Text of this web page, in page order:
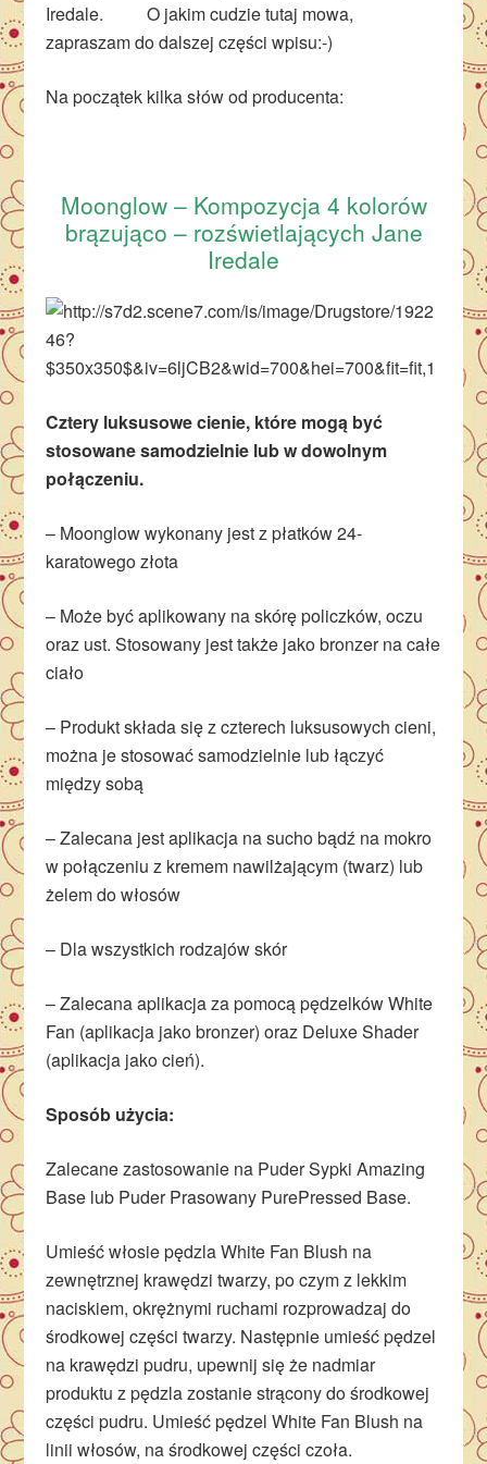
Iredale. O jakim cudzie tutaj mowa,
zapraszam do dalszej części wpisu:-)
Na początek kilka słów od producenta:
Moonglow – Kompozycja 4 kolorów
brązująco – rozświetlających Jane
Iredale
Cztery luksusowe cienie, które mogą być
stosowane samodzielnie lub w dowolnym
połączeniu.
– Moonglow wykonany jest z płatków 24-
karatowego złota
– Może być aplikowany na skórę policzków, oczu
oraz ust. Stosowany jest także jako bronzer na całe
ciało
– Produkt składa się z czterech luksusowych cieni,
można je stosować samodzielnie lub łączyć
między sobą
– Zalecana jest aplikacja na sucho bądź na mokro
w połączeniu z kremem nawilżającym (twarz) lub
żelem do włosów
– Dla wszystkich rodzajów skór
– Zalecana aplikacja za pomocą pędzelków White
Fan (aplikacja jako bronzer) oraz Deluxe Shader
(aplikacja jako cień).
Sposób użycia:
Zalecane zastosowanie na Puder Sypki Amazing
Base lub Puder Prasowany PurePressed Base.
Umieść włosie pędzla White Fan Blush na
zewnętrznej krawędzi twarzy, po czym z lekkim
naciskiem, okrężnymi ruchami rozprowadzaj do
środkowej części twarzy. Następnie umieść pędzel
na krawędzi pudru, upewnij się że nadmiar
produktu z pędzla zostanie strącony do środkowej
części pudru. Umieść pędzel White Fan Blush na
linii włosów, na środkowej części czoła.